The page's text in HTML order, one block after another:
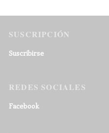
SUSCRIPCIÓN
Suscribirse
REDES SOCIALES
Facebook